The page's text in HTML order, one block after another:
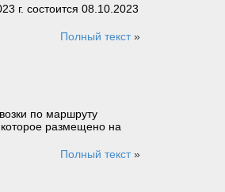
г. состоится 08.10.2023
Полный текст»
по маршруту
размещено на
Полный текст»